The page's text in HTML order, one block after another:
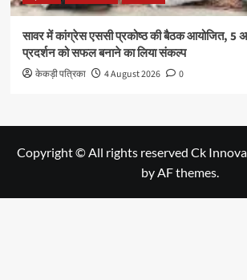
सावर में कांग्रेस एससी प्रकोष्ठ की बैठक आयोजित, 5
प्रदर्शन को सफल बनाने का लिया संकल्प
केकड़ी पत्रिका 4 August 2026 0
Copyright © All rights reserved Ck
by AF themes.